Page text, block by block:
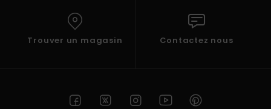
Trouver un magasin Contactez nous